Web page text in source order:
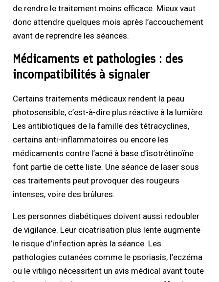
de rendre le traitement moins efficace. Mieux vaut
donc attendre quelques mois après l’accouchement
avant de reprendre les séances.
Médicaments et pathologies : des
incompatibilités à signaler
Certains traitements médicaux rendent la peau
photosensible, c’est-à-dire plus réactive à la lumière.
Les antibiotiques de la famille des tétracyclines,
certains anti-inflammatoires ou encore les
médicaments contre l’acné à base d’isotrétinoïne
font partie de cette liste. Une séance de laser sous
ces traitements peut provoquer des rougeurs
intenses, voire des brûlures.
Les personnes diabétiques doivent aussi redoubler
de vigilance. Leur cicatrisation plus lente augmente
le risque d’infection après la séance. Les
pathologies cutanées comme le psoriasis, l’eczéma
ou le vitiligo nécessitent un avis médical avant toute